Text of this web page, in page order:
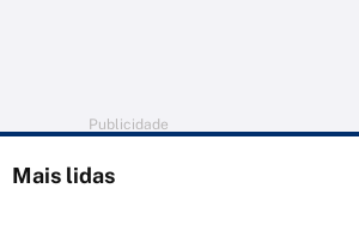
Publicidade
Mais lidas